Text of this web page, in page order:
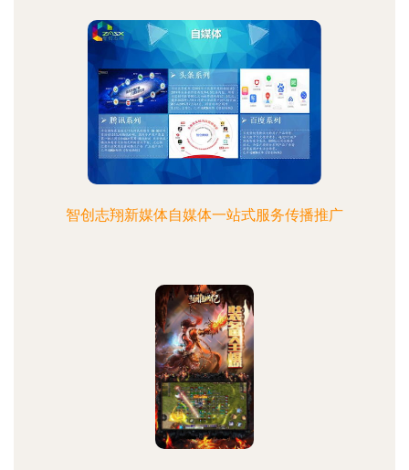
智创志翔新媒体自媒体一站式服务传播推广